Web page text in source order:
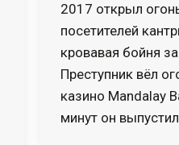
2017 открыл
посетителей
кровавая бойня
Преступник вёл
казино Mandalay
минут он